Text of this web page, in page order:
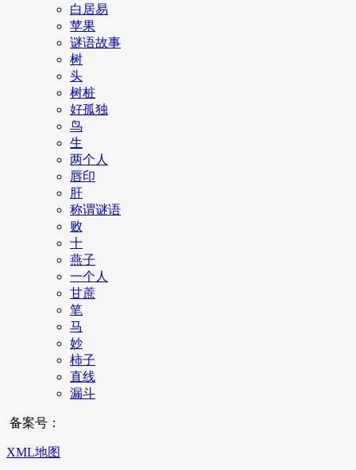
白居易
苹果
谜语故事
树
头
树桩
好孤独
鸟
生
两个人
唇印
肝
称谓谜语
败
十
燕子
一个人
甘蔗
笔
马
妙
柿子
直线
漏斗
备案号：
XML地图